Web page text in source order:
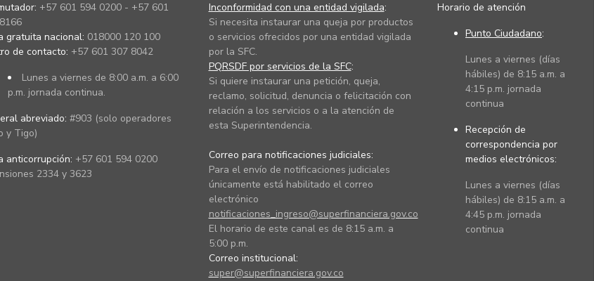
+57 601 594 0200 - +57 601
gratuita nacional: 018000 120 100
de contacto: +57 601 307 8042
Lunes a viernes de 8:00 a.m. a 6:00
p.m. jornada continua.
abreviado: #903 (solo operadores
y Tigo)
anticorrupción: +57 601 594 0200
2334 y 3623
Inconformidad con una entidad vigilada:
Si necesita instaurar una queja por productos
o servicios ofrecidos por una entidad vigilada
por la SFC.
PQRSDF por servicios de la SFC:
Si quiere instaurar una petición, queja,
reclamo, solicitud, denuncia o felicitación con
relación a los servicios o a la atención de
esta Superintendencia.
Correo para notificaciones judiciales:
Para el envío de notificaciones judiciales
únicamente está habilitado el correo
electrónico
notificaciones_ingreso@superfinanciera.gov.co
El horario de este canal es de 8:15 a.m. a
5:00 p.m.
Correo institucional:
super@superfinanciera.gov.co
Horario de atención
Punto Ciudadano:
Lunes a viernes (días
hábiles) de 8:15 a.m. a
4:15 p.m. jornada
continua
Recepción de
correspondencia por
medios electrónicos:
Lunes a viernes (días
hábiles) de 8:15 a.m. a
4:45 p.m. jornada
continua